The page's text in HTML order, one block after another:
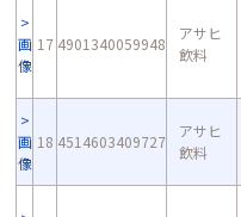
画
像
17 4901340059948
アサヒ
飲料
画
像
18 4514603409727
アサヒ
飲料